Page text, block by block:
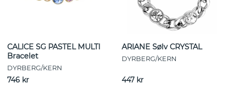
CALICE SG PASTEL MULTI
Bracelet
DYRBERG/KERN
746 kr
ARIANE Sølv CRYSTAL
DYRBERG/KERN
447 kr